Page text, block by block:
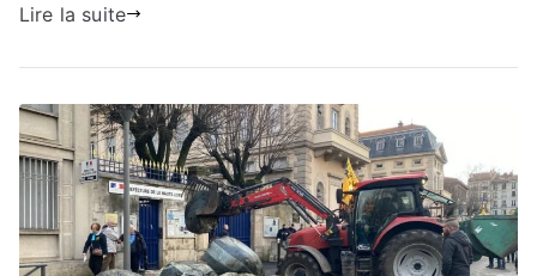
Lire la suite